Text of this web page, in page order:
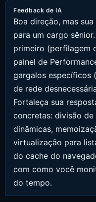
Feedback de IA
Boa direção, mas
para um cargo
primeiro (perfilagem
painel de
gargalos específicos
de rede
Fortaleça sua
concretas: divisão
dinâmicas,
virtualização para
do cache do
com como você
do tempo.